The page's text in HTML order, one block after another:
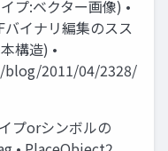
プ:ベクター画像) •
バイナリ編集のスス
構造) •
2011/04/2328/
プorシンボルの